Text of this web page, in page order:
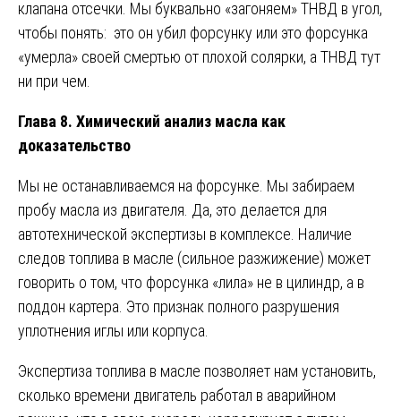
клапана отсечки. Мы буквально «загоняем» ТНВД в угол,
чтобы понять: это он убил форсунку или это форсунка
«умерла» своей смертью от плохой солярки, а ТНВД тут
ни при чем.
Глава 8. Химический анализ масла как
доказательство
Мы не останавливаемся на форсунке. Мы забираем
пробу масла из двигателя. Да, это делается для
автотехнической экспертизы в комплексе. Наличие
следов топлива в масле (сильное разжижение) может
говорить о том, что форсунка «лила» не в цилиндр, а в
поддон картера. Это признак полного разрушения
уплотнения иглы или корпуса.
Экспертиза топлива в масле позволяет нам установить,
сколько времени двигатель работал в аварийном